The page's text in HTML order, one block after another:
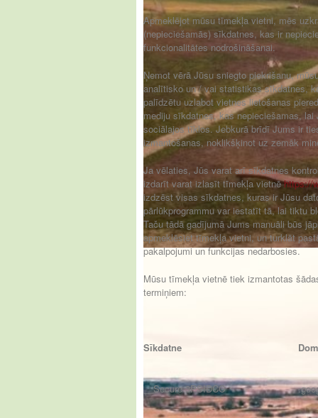
Apmeklējot mūsu tīmekļa vietni, mēs
(nepieciešamās) sīkdatnes, kas ir
funkcionalitātes nodrošināšanai.
Ņemot vērā Jūsu sniegto piekrišanu,
analītisko un / vai statistikas sīkdatnes,
palīdzētu uzlabot vietnes lietošanas
mediju sīkdatnes, kas nepieciešamas,
sociālajos tīklos. Jebkurā brīdī Jums ir
izmantošanas, noklikšķinot uz zemāk
Ja vēlaties, Jūs varat arī sīkdatnes
izdarīt varat izlasīt tīmekļa vietnēhttps://
izdzēst visas sīkdatnes, kuras ir Jūsu
pārlūkprogrammu var iestatīt tā, lai tiktu
Taču tādā gadījumā Jums manuāli būs
apmeklēsiet tīmekļa vietni, un turklāt
pakalpojumi un funkcijas nedarbosies.
Mūsu tīmekļa vietnē tiek izmantotas
termiņiem:
Sīkdatne
__Secure-3PSIDCC